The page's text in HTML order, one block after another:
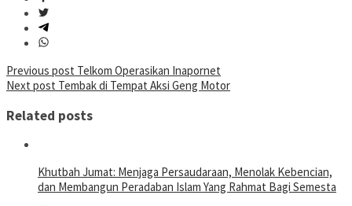
Post
navigation
Previous post Telkom Operasikan Inapornet
Next post Tembak di Tempat Aksi Geng Motor
Related posts
Khutbah Jumat: Menjaga Persaudaraan, Menolak Kebencian,
dan Membangun Peradaban Islam Yang Rahmat Bagi Semesta